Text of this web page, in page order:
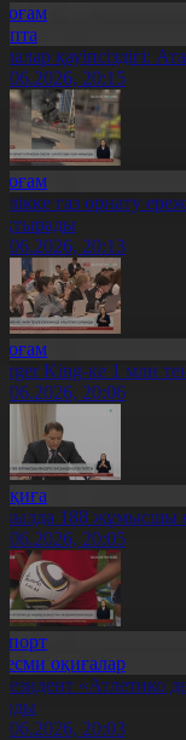
қауіпсіздігі:
20:15
газ орнату
20:13
King-ке 1 млн
20:06
188 жұмысшы
20:05
оқиғалар
«Атлетико
20:03